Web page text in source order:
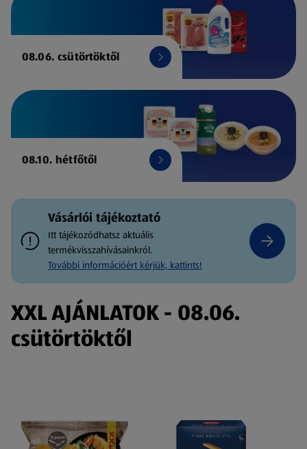
08.06. csütörtöktől
08.10. hétfőtől
Vásárlói tájékoztató
Itt tájékozódhatsz aktuális
termékvisszahívásainkról.
További információért kérjük, kattints!
XXL AJÁNLATOK - 08.06.
csütörtöktől